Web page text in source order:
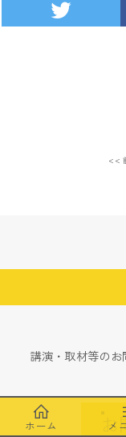
<<
講演・取材等のお
ホーム メ